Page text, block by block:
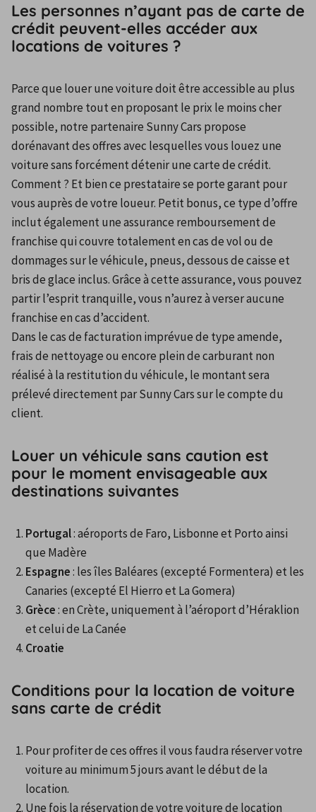
Les personnes n’ayant pas de carte de
crédit peuvent-elles accéder aux
locations de voitures ?
Parce que louer une voiture doit être accessible au plus
grand nombre tout en proposant le prix le moins cher
possible, notre partenaire Sunny Cars propose
dorénavant des offres avec lesquelles vous louez une
voiture sans forcément détenir une carte de crédit.
Comment ? Et bien ce prestataire se porte garant pour
vous auprès de votre loueur. Petit bonus, ce type d’offre
inclut également une assurance remboursement de
franchise qui couvre totalement en cas de vol ou de
dommages sur le véhicule, pneus, dessous de caisse et
bris de glace inclus. Grâce à cette assurance, vous pouvez
partir l’esprit tranquille, vous n’aurez à verser aucune
franchise en cas d’accident.
Dans le cas de facturation imprévue de type amende,
frais de nettoyage ou encore plein de carburant non
réalisé à la restitution du véhicule, le montant sera
prélevé directement par Sunny Cars sur le compte du
client.
Louer un véhicule sans caution est
pour le moment envisageable aux
destinations suivantes
Portugal : aéroports de Faro, Lisbonne et Porto ainsi
que Madère
Espagne : les îles Baléares (excepté Formentera) et les
Canaries (excepté El Hierro et La Gomera)
Grèce : en Crète, uniquement à l’aéroport d’Héraklion
et celui de La Canée
Croatie
Conditions pour la location de voiture
sans carte de crédit
Pour profiter de ces offres il vous faudra réserver votre
voiture au minimum 5 jours avant le début de la
location.
Une fois la réservation de votre voiture de location